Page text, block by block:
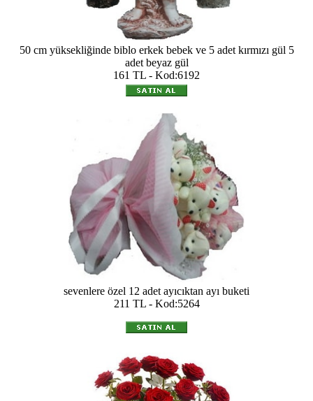
50 cm yüksekliğinde biblo erkek bebek ve 5 adet kırmızı gül 5
adet beyaz gül
161 TL - Kod:6192
sevenlere özel 12 adet ayıcıktan ayı buketi
211 TL - Kod:5264